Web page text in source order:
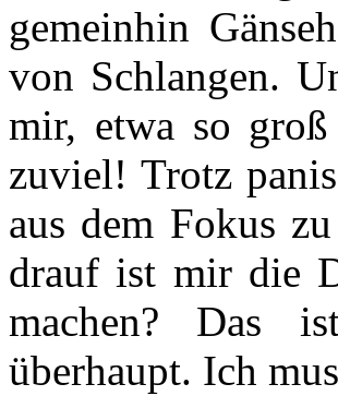
gemeinhin
von Schlangen.
mir, etwa so
zuviel! Trotz
aus dem Fokus
drauf ist mir die
machen? Das
überhaupt. Ich